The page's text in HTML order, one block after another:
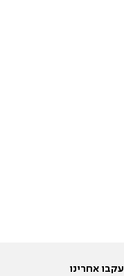
עקבו אחרינו